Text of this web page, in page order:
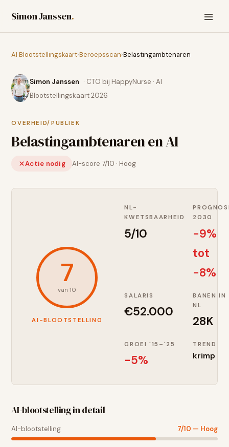
Simon Janssen.
AI Blootstellingskaart›Beroepsscan›Belastingambtenaren
Simon Janssen · CTO bij HappyNurse · AI
Blootstellingskaart 2026
OVERHEID/PUBLIEK
Belastingambtenarenen AI
Actie nodig AI-score 7/10 · Hoog
7
van 10
AI-BLOOTSTELLING
NL-
KWETSBAARHEID
5/10
2030
-9%
tot
-8%
SALARIS
€52.000
BANEN IN
NL
28K
GROEI '15–'25
-5%
TREND
krimp
AI-blootstelling in detail
AI-blootstelling 7/10 — Hoog